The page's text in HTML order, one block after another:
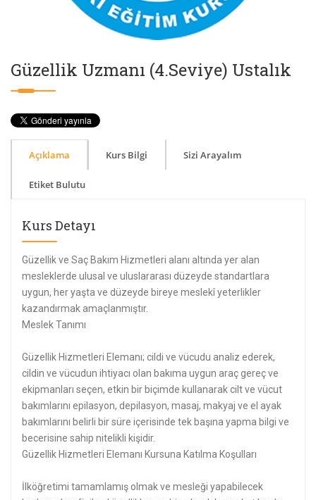
Güzellik Uzmanı (4.Seviye) Ustalık
Açıklama Kurs Bilgi Sizi Arayalım
Etiket Bulutu
Kurs Detayı
Güzellik ve Saç Bakım Hizmetleri alanı altında yer alan
mesleklerde ulusal ve uluslararası düzeyde standartlara
uygun, her yaşta ve düzeyde bireye meslekî yeterlikler
kazandırmak amaçlanmıştır.
Meslek Tanımı
Güzellik Hizmetleri Elemanı; cildi ve vücudu analiz ederek,
cildin ve vücudun ihtiyacı olan bakıma uygun araç gereç ve
ekipmanları seçen, etkin bir biçimde kullanarak cilt ve vücut
bakımlarını epilasyon, depilasyon, masaj, makyaj ve el ayak
bakımlarını belirli bir süre içerisinde tek başına yapma bilgi ve
becerisine sahip nitelikli kişidir.
Güzellik Hizmetleri Elemanı Kursuna Katılma Koşulları
İlköğretimi tamamlamış olmak ve mesleği yapabilecek